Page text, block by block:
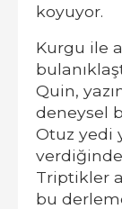
koyuyor.
Kurgu ile
Quin,
deneysel
Otuz yedi
Triptikler
bu